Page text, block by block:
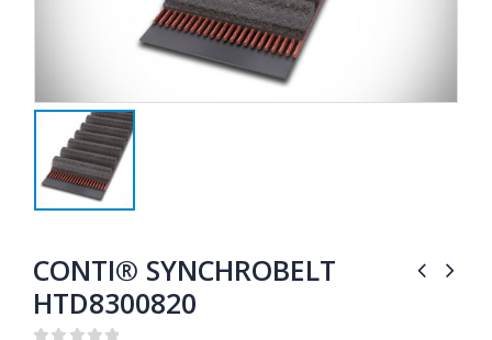
CONTI® SYNCHROBELT
HTD8300820